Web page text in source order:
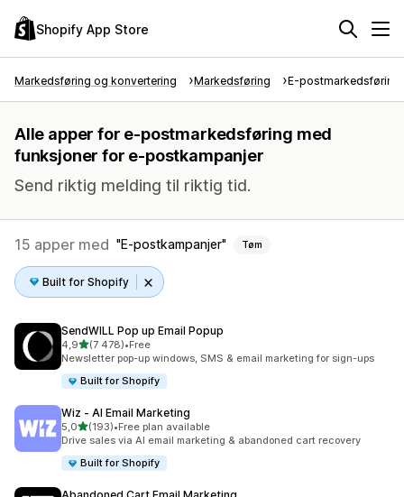
Shopify App Store
Markedsføring og konvertering Markedsføring E-postmarkedsføring
Alle apper for e-postmarkedsføring med
funksjoner for e-postkampanjer
Send riktig melding til riktig tid.
15 apper med E-postkampanjer Tøm
Built for Shopify
SendWILL Pop up Email Popup
4,9av 5 stjerner
(7 478)
Totalt 7478 omtaler
•Free
Newsletter pop-up windows, SMS & email marketing for sign-ups
Built for Shopify
Wiz ‑ AI Email Marketing
5,0av 5 stjerner
(193)
Totalt 193 omtaler
•Free plan available
Drive sales via AI email marketing & abandoned cart recovery
Built for Shopify